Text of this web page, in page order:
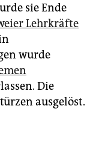
sie Ende
Lehrkräfte
wurde
Die
ausgelöst.